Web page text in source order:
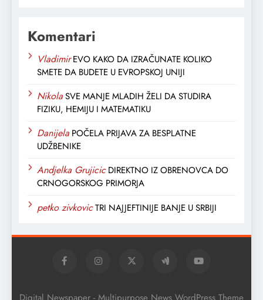
Komentari
Vladimir EVO KAKO DA IZRAČUNATE KOLIKO
SMETE DA BUDETE U EVROPSKOJ UNIJI
NikolaSVE MANJE MLADIH ŽELI DA STUDIRA
FIZIKU, HEMIJU I MATEMATIKU
Danijela POČELA PRIJAVA ZA BESPLATNE
UDŽBENIKE
Andjelka Grujicic DIREKTNO IZ OBRENOVCA DO
CRNOGORSKOG PRIMORJA
petko zivkovicTRI NAJJEFTINIJE BANJE U SRBIJI